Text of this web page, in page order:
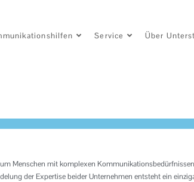
Service Über
Menschen mit komplexen
der Expertise beider Unternehmen entsteht ein